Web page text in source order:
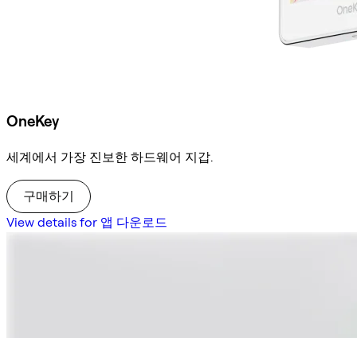
OneKey
세계에서 가장 진보한 하드웨어 지갑.
구매하기
View details for 앱 다운로드